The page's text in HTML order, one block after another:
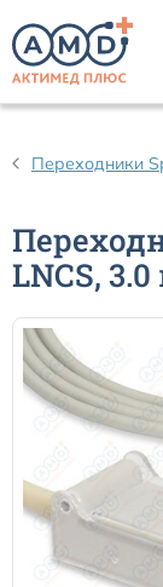
Переходники
LNCS,
Датчики ЭЭГ
Кабели
Датчики
Кабели для
Датчики